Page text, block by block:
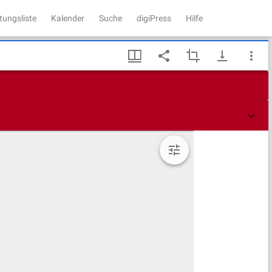
Kalender Suche digiPress Hilfe